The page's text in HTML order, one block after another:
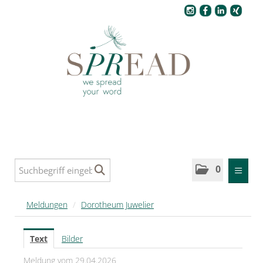
0
MELDUNGEN
SPREAD
SPREAD Medleys für Deutschland
Meldungen / Dorotheum Juwelier
Text
Bilder
Meldung vom 29.04.2026